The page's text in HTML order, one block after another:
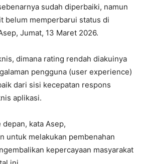
sudah diperbaiki, namun
belum memperbarui status di
Jumat, 13 Maret 2026.
dimana rating rendah diakuinya
pengguna (user experience)
dari sisi kecepatan respons
aplikasi.
kata Asep,
untuk melakukan pembenahan
kepercayaan masyarakat